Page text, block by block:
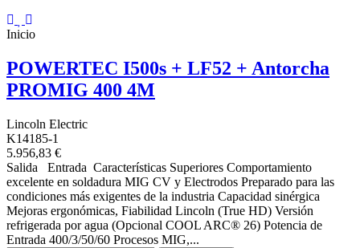
Inicio
POWERTEC I500s + LF52 + Antorcha
PROMIG 400 4M
Lincoln Electric
K14185-1
5.956,83 €
Salida Entrada Características Superiores Comportamiento
excelente en soldadura MIG CV y Electrodos Preparado para las
condiciones más exigentes de la industria Capacidad sinérgica
Mejoras ergonómicas, Fiabilidad Lincoln (True HD) Versión
refrigerada por agua (Opcional COOL ARC® 26) Potencia de
Entrada 400/3/50/60 Procesos MIG,...